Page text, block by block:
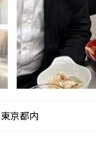
東京都内